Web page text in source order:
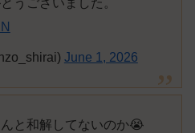
June 1, 2026
と和解してないのか😭